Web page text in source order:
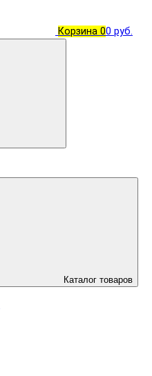
Корзина 00 руб.
Каталог товаров